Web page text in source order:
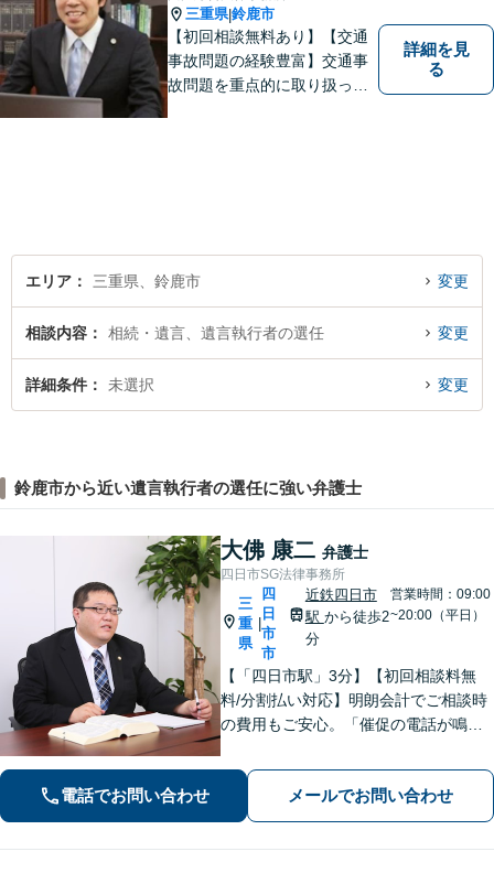
三重県|鈴鹿市
【初回相談無料あり】【交通
事故問題の経験豊富】交通事
故問題を重点的に取り扱って
詳細を見
る
エリア 三重県、鈴鹿市 変更
相談内容 相続・遺言、遺言執行者の選任 変更
詳細条件 未選択 変更
鈴鹿市から近い遺言執行者の選任に強い弁護士
大佛 康二 弁護士
四日市SG法律事務所
三
重
県
四
日
市
市
近鉄四日市
駅 から徒歩2
分
営業時間：09:00
~20:00（平日）
【「四日市駅」3分】【初回相談料無
料/分割払い対応】明朗会計でご相談時
の費用もご安心。「催促の電話が鳴り
た」に対応できます。自己破産や任意
整理、個人再生など幅広い解決方法を
提示【完全個室で安心】
電話でお問い合わせ メールでお問い合わせ